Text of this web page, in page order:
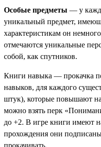
Особые предметы — у
уникальный предмет,
характеристикам он
отмечаются уникальные
собой, как спутников.
Книги навыка — прокачка
навыков, для каждого
штук), которые повышают
можно взять перк
до +2. В игре книги имеют
прохождения они
прокачивать.